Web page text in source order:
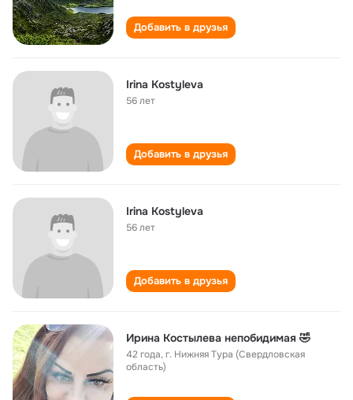
Добавить в друзья
Irina Kostyleva
56 лет
Добавить в друзья
Irina Kostyleva
56 лет
Добавить в друзья
Ирина Костылева непобидимая 🤣
42 года,г. Нижняя Тура (Свердловская
область)